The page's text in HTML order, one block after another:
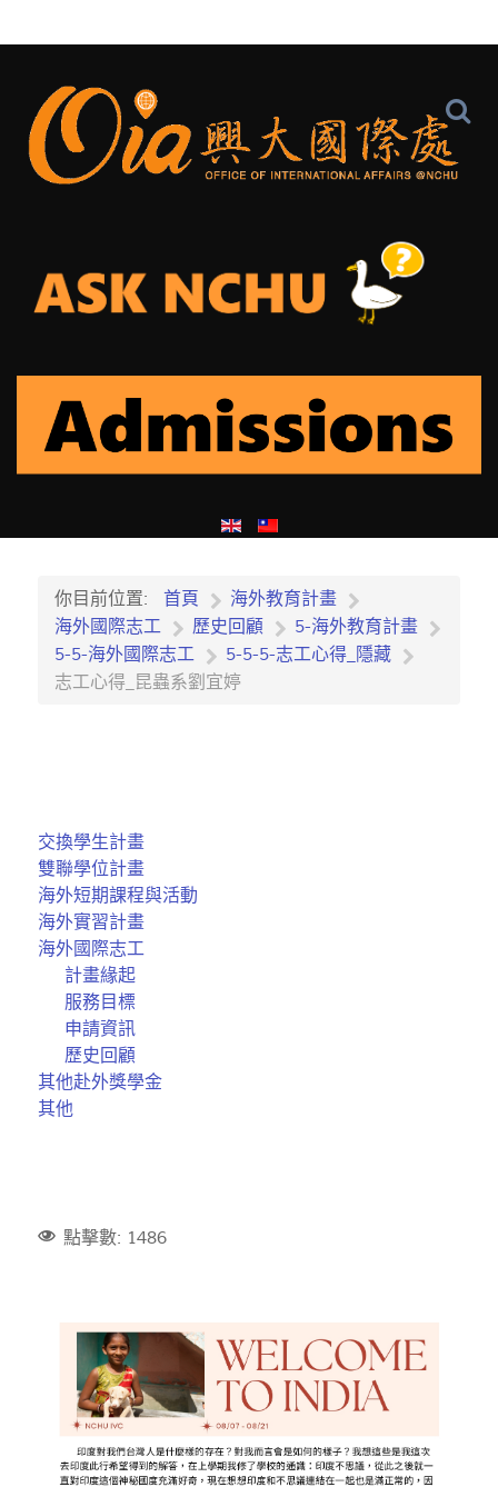
你目前位置: 首頁
海外教育計畫
海外國際志工
歷史回顧
5-海外教育計畫
5-5-海外國際志工
5-5-5-志工心得_隱藏
志工心得_昆蟲系劉宜婷
交換學生計畫
雙聯學位計畫
海外短期課程與活動
海外實習計畫
海外國際志工
計畫緣起
服務目標
申請資訊
歷史回顧
其他赴外獎學金
其他
點擊數: 1486